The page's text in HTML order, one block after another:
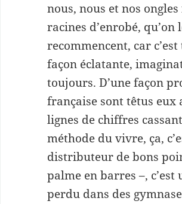
nous, nous et nos
racines d’enrobé,
recommencent, car
façon éclatante,
toujours. D’une façon
française sont têtus eux
lignes de chiffres
méthode du vivre, ça,
distributeur de bons
palme en barres –,
perdu dans des